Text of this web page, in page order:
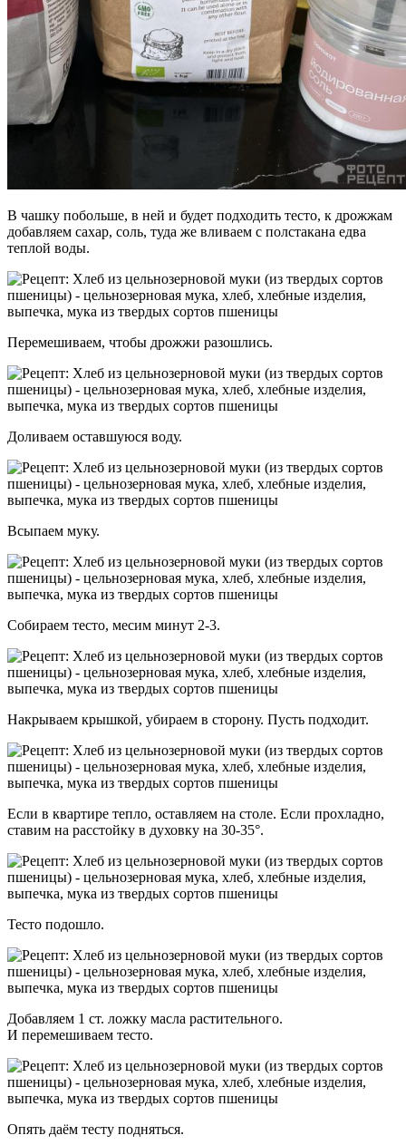
В чашку побольше, в ней и будет подходить тесто, к дрожжам
добавляем сахар, соль, туда же вливаем с полстакана едва
теплой воды.
Перемешиваем, чтобы дрожжи разошлись.
Доливаем оставшуюся воду.
Всыпаем муку.
Собираем тесто, месим минут 2-3.
Накрываем крышкой, убираем в сторону. Пусть подходит.
Если в квартире тепло, оставляем на столе. Если прохладно,
ставим на расстойку в духовку на 30-35°.
Тесто подошло.
Добавляем 1 ст. ложку масла растительного.
И перемешиваем тесто.
Опять даём тесту подняться.